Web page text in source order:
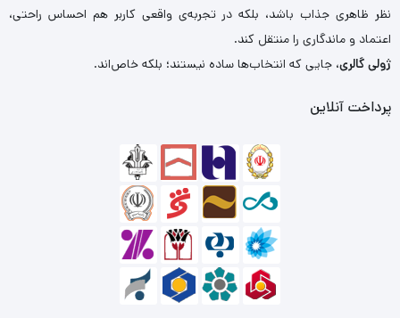
نظر ظاهری جذاب باشد، بلکه در تجربه‌ی واقعی کاربر هم احساس راحتی،
اعتماد و ماندگاری را منتقل کند.
ژولی گالری، جایی که انتخاب‌ها ساده نیستند؛ بلکه خاص‌اند.
پرداخت آنلاین